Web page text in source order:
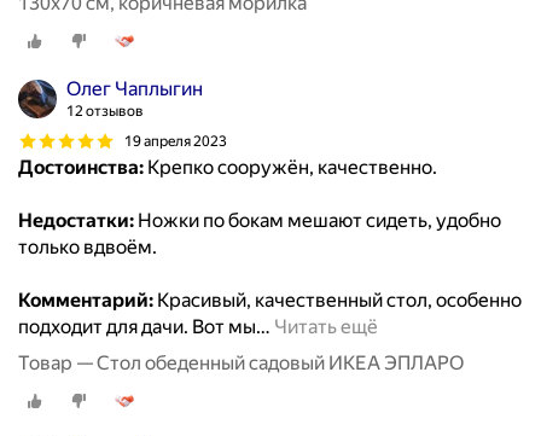
Олег Чаплыгин
12 отзывов
19 апреля 2023
Достоинства: Крепко сооружён, качественно.
Недостатки: Ножки по бокам мешают сидеть, удобно
только вдвоём.
Комментарий: Красивый, качественный стол, особенно
подходит для дачи. Вот мы… Читать ещё
Товар — Стол обеденный садовый ИКЕА ЭПЛАРО